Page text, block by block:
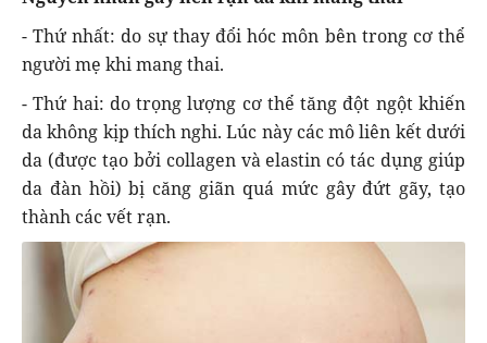
- Thứ nhất: do sự thay đổi hóc môn bên trong cơ thể
người mẹ khi mang thai.
- Thứ hai: do trọng lượng cơ thể tăng đột ngột khiến
da không kịp thích nghi. Lúc này các mô liên kết dưới
da (được tạo bởi collagen và elastin có tác dụng giúp
da đàn hồi) bị căng giãn quá mức gây đứt gãy, tạo
thành các vết rạn.